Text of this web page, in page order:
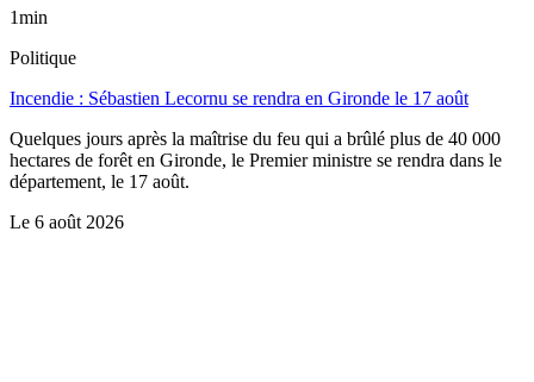
1min
Politique
Incendie : Sébastien Lecornu se rendra en Gironde le 17 août
Quelques jours après la maîtrise du feu qui a brûlé plus de 40 000
hectares de forêt en Gironde, le Premier ministre se rendra dans le
département, le 17 août.
Le 6 août 2026